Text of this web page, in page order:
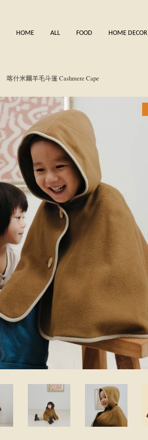
HOME ALL FOOD HOME DECOR
喀什米爾羊毛斗篷 Cashmere Cape